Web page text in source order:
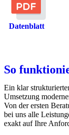
Datenblatt
So
Ein klar
Umsetzung
Von der ersten
bei uns alle
exakt auf Ihre